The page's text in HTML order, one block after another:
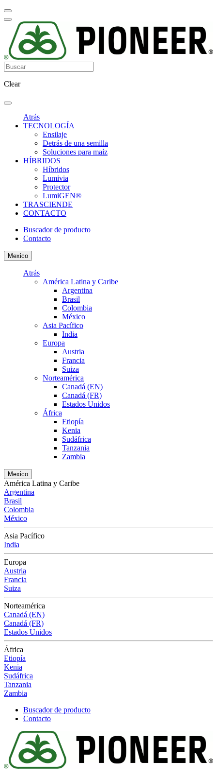
Clear
Atrás
TECNOLOGÍA
Ensilaje
Detrás de una semilla
Soluciones para maíz
HÍBRIDOS
Híbridos
Lumivia
Protector
LumiGEN®
TRASCIENDE
CONTACTO
Buscador de producto
Contacto
Mexico
Atrás
América Latina y Caribe
Argentina
Brasil
Colombia
México
Asia Pacífico
India
Europa
Austria
Francia
Suiza
Norteamérica
Canadá (EN)
Canadá (FR)
Estados Unidos
África
Etiopía
Kenia
Sudáfrica
Tanzania
Zambia
Mexico
América Latina y Caribe
Argentina
Brasil
Colombia
México
Asia Pacífico
India
Europa
Austria
Francia
Suiza
Norteamérica
Canadá (EN)
Canadá (FR)
Estados Unidos
África
Etiopía
Kenia
Sudáfrica
Tanzania
Zambia
Buscador de producto
Contacto